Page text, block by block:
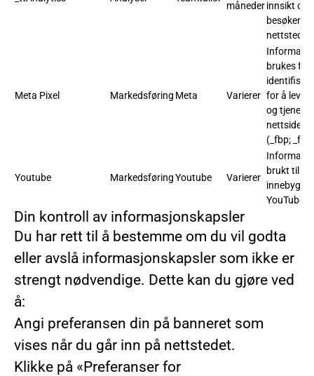
månederinnsikt om
nettstedet.
Meta Pixel Markedsføring Meta Varierer
brukes for
for å
og
(_fbp;
Youtube MarkedsføringYoutube Varierer
brukt til å
YouTube.
Din kontroll av informasjonskapsler
Du har rett til å bestemme om du vil godta
eller avslå informasjonskapsler som ikke er
strengt nødvendige. Dette kan du gjøre ved
å:
Angi preferansen din på banneret som
vises når du går inn på nettstedet.
Klikke på «Preferanser for